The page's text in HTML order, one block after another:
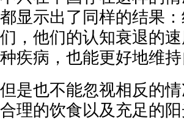
都显示出了同样的结果
们，他们的认知衰退的
种疾病，也能更好地维
但是也不能忽视相反的
合理的饮食以及充足的